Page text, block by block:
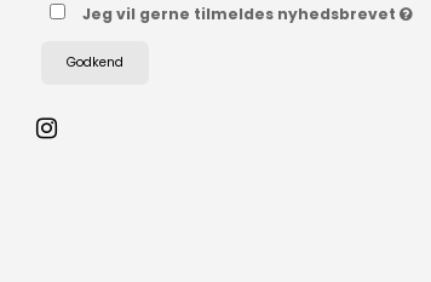
Jeg vil gerne tilmeldes nyhedsbrevet
Godkend